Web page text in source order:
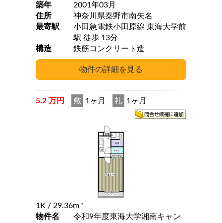
築年
2001年03月
住所
神奈川県秦野市南矢名
最寄駅
小田急電鉄小田原線 東海大学前
駅 徒歩 13分
構造
鉄筋コンクリート造
5.2 万円 敷 1ヶ月 礼 1ヶ月
1K / 29.36m 2
物件名
令和9年度東海大学湘南キャン